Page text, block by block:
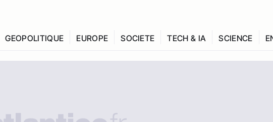
GEOPOLITIQUE EUROPE SOCIETE TECH & IA SCIENCE